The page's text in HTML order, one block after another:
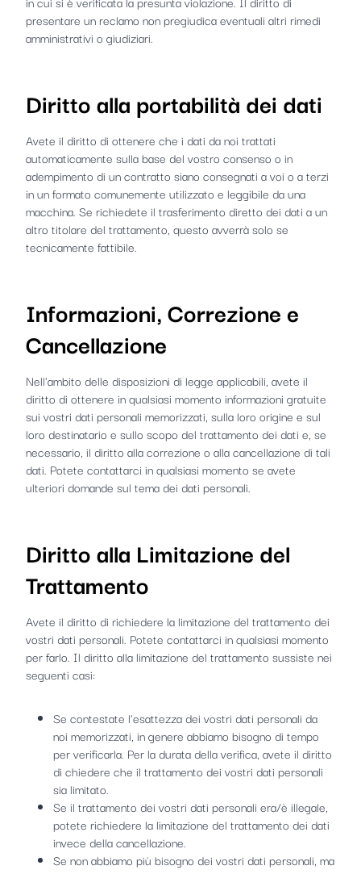
presentare un reclamo non pregiudica eventuali altri rimedi
amministrativi o giudiziari.
Diritto alla portabilità dei dati
Avete il diritto di ottenere che i dati da noi trattati
automaticamente sulla base del vostro consenso o in
adempimento di un contratto siano consegnati a voi o a terzi
in un formato comunemente utilizzato e leggibile da una
macchina. Se richiedete il trasferimento diretto dei dati a un
altro titolare del trattamento, questo avverrà solo se
tecnicamente fattibile.
Informazioni, Correzione e
Cancellazione
Nell'ambito delle disposizioni di legge applicabili, avete il
diritto di ottenere in qualsiasi momento informazioni gratuite
sui vostri dati personali memorizzati, sulla loro origine e sul
loro destinatario e sullo scopo del trattamento dei dati e, se
necessario, il diritto alla correzione o alla cancellazione di tali
dati. Potete contattarci in qualsiasi momento se avete
ulteriori domande sul tema dei dati personali.
Diritto alla Limitazione del
Trattamento
Avete il diritto di richiedere la limitazione del trattamento dei
vostri dati personali. Potete contattarci in qualsiasi momento
per farlo. Il diritto alla limitazione del trattamento sussiste nei
seguenti casi:
Se contestate l'esattezza dei vostri dati personali da
noi memorizzati, in genere abbiamo bisogno di tempo
per verificarla. Per la durata della verifica, avete il diritto
di chiedere che il trattamento dei vostri dati personali
sia limitato.
Se il trattamento dei vostri dati personali era/è illegale,
potete richiedere la limitazione del trattamento dei dati
invece della cancellazione.
Se non abbiamo più bisogno dei vostri dati personali, ma